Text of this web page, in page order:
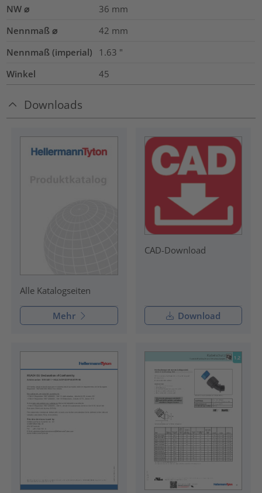
NW ⌀ 36 mm
Nennmaß ⌀
42 mm
Nennmaß (imperial)
1.63 "
Winkel
45
Downloads
Alle Katalogseiten
Mehr
CAD-Download
Download